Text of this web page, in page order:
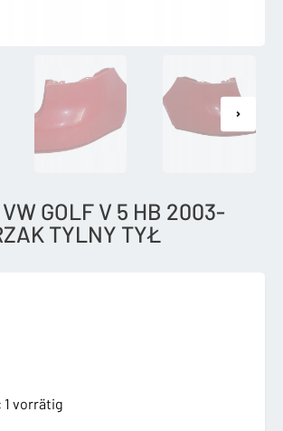
GOLF V 5 HB 2003-
TYLNY TYŁ
1 vorrätig